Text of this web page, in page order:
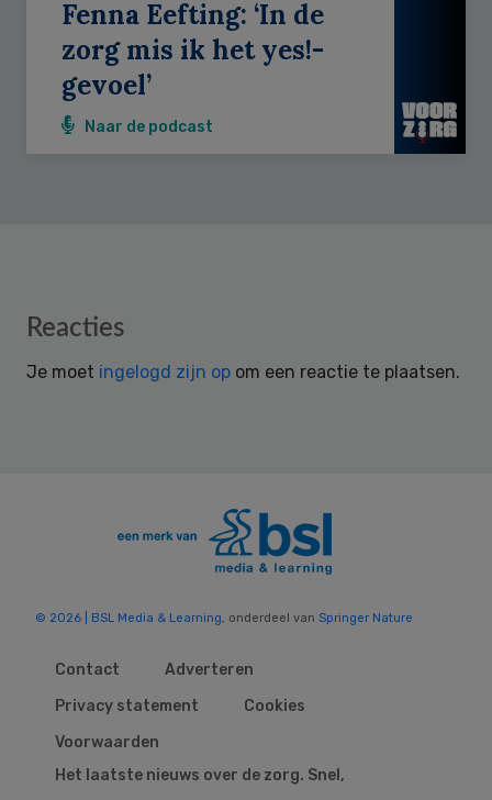
Fenna Eefting: ‘In de
zorg mis ik het yes!-
gevoel’
Naar de podcast
Reader
Reacties
Je moet ingelogd zijn op om een reactie te plaatsen.
© 2026 | BSL Media & Learning, onderdeel van Springer Nature
Contact
Adverteren
Privacy statement
Cookies
Voorwaarden
Het laatste nieuws over de zorg. Snel,